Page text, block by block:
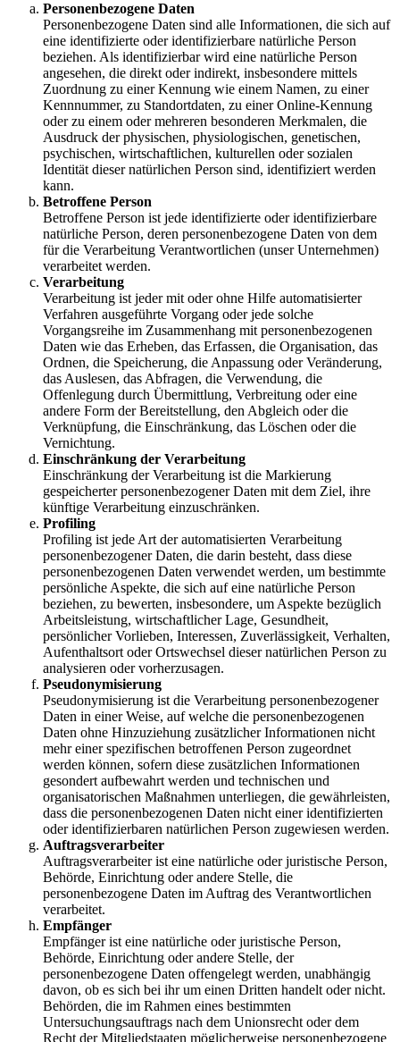
Personenbezogene Daten
Personenbezogene Daten sind alle Informationen, die sich auf
eine identifizierte oder identifizierbare natürliche Person
beziehen. Als identifizierbar wird eine natürliche Person
angesehen, die direkt oder indirekt, insbesondere mittels
Zuordnung zu einer Kennung wie einem Namen, zu einer
Kennnummer, zu Standortdaten, zu einer Online-Kennung
oder zu einem oder mehreren besonderen Merkmalen, die
Ausdruck der physischen, physiologischen, genetischen,
psychischen, wirtschaftlichen, kulturellen oder sozialen
Identität dieser natürlichen Person sind, identifiziert werden
kann.
Betroffene Person
Betroffene Person ist jede identifizierte oder identifizierbare
natürliche Person, deren personenbezogene Daten von dem
für die Verarbeitung Verantwortlichen (unser Unternehmen)
verarbeitet werden.
Verarbeitung
Verarbeitung ist jeder mit oder ohne Hilfe automatisierter
Verfahren ausgeführte Vorgang oder jede solche
Vorgangsreihe im Zusammenhang mit personenbezogenen
Daten wie das Erheben, das Erfassen, die Organisation, das
Ordnen, die Speicherung, die Anpassung oder Veränderung,
das Auslesen, das Abfragen, die Verwendung, die
Offenlegung durch Übermittlung, Verbreitung oder eine
andere Form der Bereitstellung, den Abgleich oder die
Verknüpfung, die Einschränkung, das Löschen oder die
Vernichtung.
Einschränkung der Verarbeitung
Einschränkung der Verarbeitung ist die Markierung
gespeicherter personenbezogener Daten mit dem Ziel, ihre
künftige Verarbeitung einzuschränken.
Profiling
Profiling ist jede Art der automatisierten Verarbeitung
personenbezogener Daten, die darin besteht, dass diese
personenbezogenen Daten verwendet werden, um bestimmte
persönliche Aspekte, die sich auf eine natürliche Person
beziehen, zu bewerten, insbesondere, um Aspekte bezüglich
Arbeitsleistung, wirtschaftlicher Lage, Gesundheit,
persönlicher Vorlieben, Interessen, Zuverlässigkeit, Verhalten,
Aufenthaltsort oder Ortswechsel dieser natürlichen Person zu
analysieren oder vorherzusagen.
Pseudonymisierung
Pseudonymisierung ist die Verarbeitung personenbezogener
Daten in einer Weise, auf welche die personenbezogenen
Daten ohne Hinzuziehung zusätzlicher Informationen nicht
mehr einer spezifischen betroffenen Person zugeordnet
werden können, sofern diese zusätzlichen Informationen
gesondert aufbewahrt werden und technischen und
organisatorischen Maßnahmen unterliegen, die gewährleisten,
dass die personenbezogenen Daten nicht einer identifizierten
oder identifizierbaren natürlichen Person zugewiesen werden.
Auftragsverarbeiter
Auftragsverarbeiter ist eine natürliche oder juristische Person,
Behörde, Einrichtung oder andere Stelle, die
personenbezogene Daten im Auftrag des Verantwortlichen
verarbeitet.
Empfänger
Empfänger ist eine natürliche oder juristische Person,
Behörde, Einrichtung oder andere Stelle, der
personenbezogene Daten offengelegt werden, unabhängig
davon, ob es sich bei ihr um einen Dritten handelt oder nicht.
Behörden, die im Rahmen eines bestimmten
Untersuchungsauftrags nach dem Unionsrecht oder dem
Recht der Mitgliedstaaten möglicherweise personenbezogene